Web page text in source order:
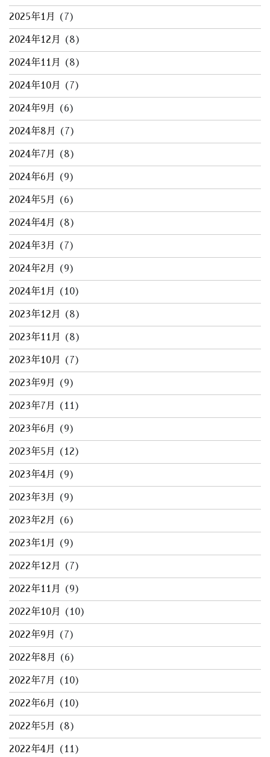
2025年1月 (7)
2024年12月 (8)
2024年11月 (8)
2024年10月 (7)
2024年9月 (6)
2024年8月 (7)
2024年7月 (8)
2024年6月 (9)
2024年5月 (6)
2024年4月 (8)
2024年3月 (7)
2024年2月 (9)
2024年1月 (10)
2023年12月 (8)
2023年11月 (8)
2023年10月 (7)
2023年9月 (9)
2023年7月 (11)
2023年6月 (9)
2023年5月 (12)
2023年4月 (9)
2023年3月 (9)
2023年2月 (6)
2023年1月 (9)
2022年12月 (7)
2022年11月 (9)
2022年10月 (10)
2022年9月 (7)
2022年8月 (6)
2022年7月 (10)
2022年6月 (10)
2022年5月 (8)
2022年4月 (11)